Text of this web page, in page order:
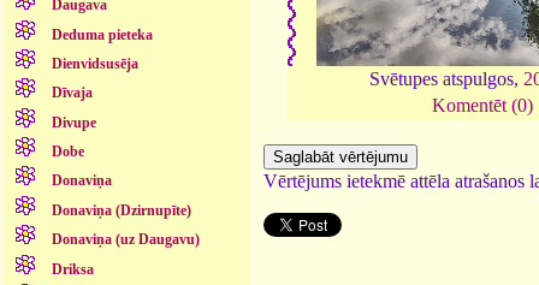
Daugava
Deduma pieteka
Dienvidsusēja
Dīvaja
Divupe
Dobe
Donaviņa
Donaviņa (Dzirnupīte)
Donaviņa (uz Daugavu)
Driksa
Svētupes atspulgos,
Komentēt (0)
Vērtējums ietekmē attēla atrašanos